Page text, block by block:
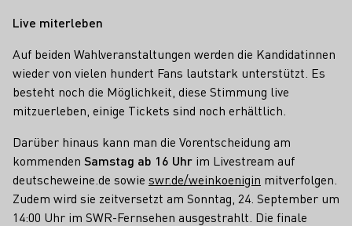
Live miterleben
Auf beiden Wahlveranstaltungen werden die Kandidatinnen
wieder von vielen hundert Fans lautstark unterstützt. Es
besteht noch die Möglichkeit, diese Stimmung live
mitzuerleben, einige Tickets sind noch erhältlich.
Darüber hinaus kann man die Vorentscheidung am
kommenden Samstag ab 16 Uhr im Livestream auf
deutscheweine.de sowie swr.de/weinkoenigin mitverfolgen.
Zudem wird sie zeitversetzt am Sonntag, 24. September um
14:00 Uhr im SWR-Fernsehen ausgestrahlt. Die finale